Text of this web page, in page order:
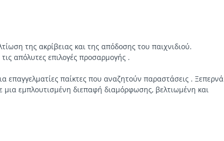
της ακρίβειας και της απόδοσης του παιχνιδιού.
απόλυτες επιλογές προσαρμογής .
επαγγελματίες παίκτες που αναζητούν παραστάσεις . Ξεπερνά
εμπλουτισμένη διεπαφή διαμόρφωσης, βελτιωμένη και